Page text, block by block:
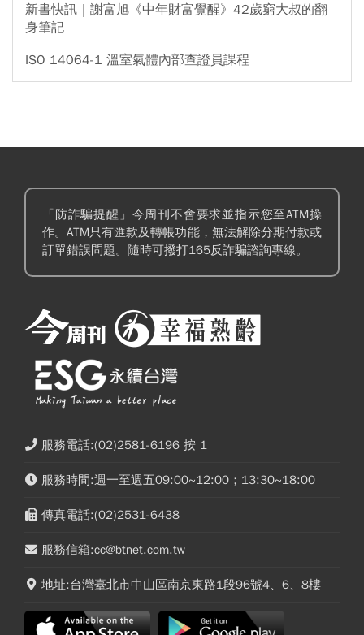
新書快訊｜謝富旭《中年財富覺醒》42歲窮大叔的翻
身筆記
ISO 14064-1 溫室氣體內部查證員課程
「防詐騙提醒」今周刊不會要求並指示您至ATM操
作。ATM只有匯款及轉帳功能，無法解除分期付款或
訂單錯誤問題。隨時可撥打165反詐騙諮詢專線。
服務電話:(02)2581-6196 按 1
服務時間:週一至週五09:00~12:00；13:30~18:00
傳真電話:(02)2531-6438
服務信箱:cc@btnet.com.tw
地址:台灣臺北市中山區南京東路1段96號4、6、8樓